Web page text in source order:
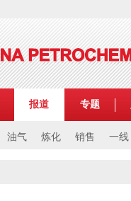
报道
油气 炼化 销售 一线
专题